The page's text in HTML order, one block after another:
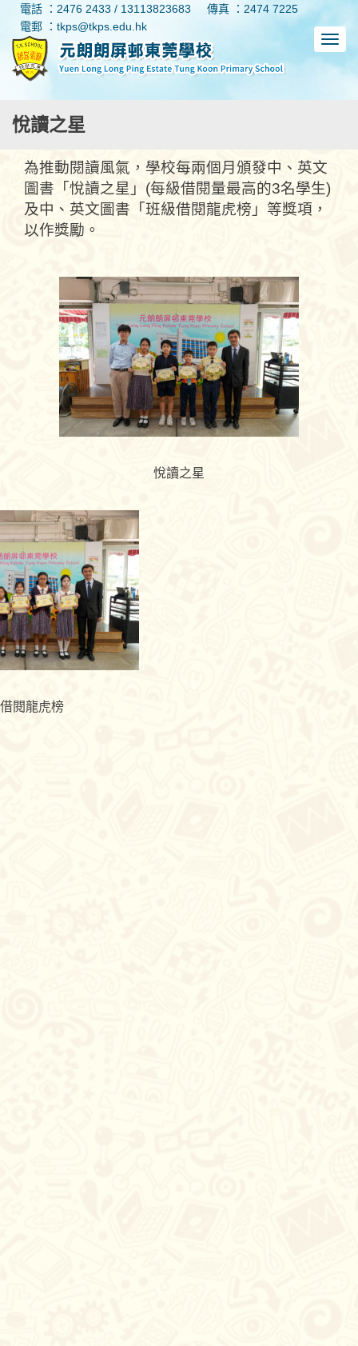
電話 ：2476 2433 / 13113823683
傳真 ：2474 7225
電郵 ：tkps@tkps.edu.hk
悅讀之星
為推動閱讀風氣，學校每兩個月頒發中、英文
圖書「悅讀之星」(每級借閱量最高的3名學生)
及中、英文圖書「班級借閱龍虎榜」等獎項，
以作獎勵。
悅讀之星
閱龍虎榜